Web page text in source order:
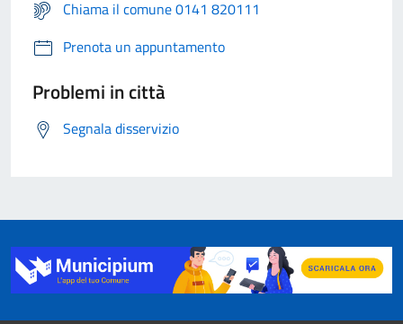
Chiama il comune 0141 820111
Prenota un appuntamento
Problemi in città
Segnala disservizio